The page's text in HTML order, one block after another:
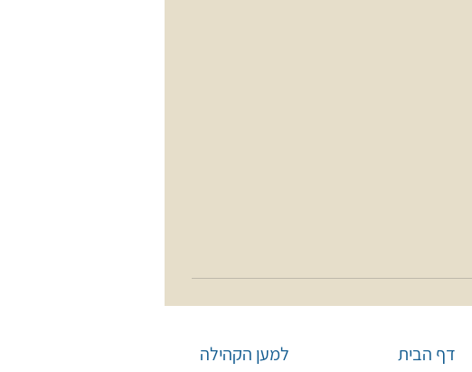
למען הקהילה
דף הבית